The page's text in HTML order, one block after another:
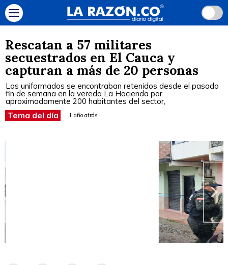
Rescatan a 57 militares
secuestrados en El Cauca y
capturan a más de 20 personas
Los uniformados se encontraban retenidos desde el pasado
fin de semana en la vereda La Hacienda por
aproximadamente 200 habitantes del sector,
Tema del día 1 año atrás